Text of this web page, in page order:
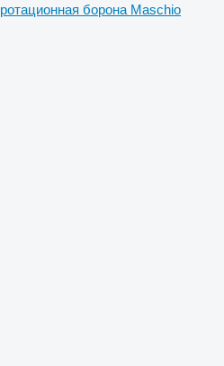
ротационная борона Maschio